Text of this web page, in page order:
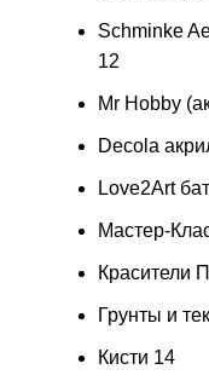
Schminke
12
Mr Hobby
Decola
Love2Art
Мастер-
Красители
Грунты и
Кисти 14